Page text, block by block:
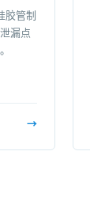
胶管制
漏点
→